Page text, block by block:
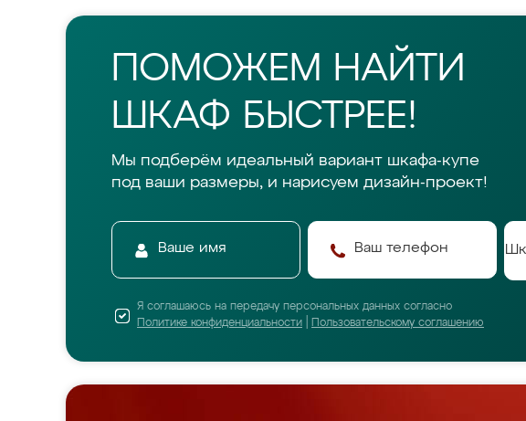
ПОМОЖЕМ НАЙТИ
ШКАФ БЫСТРЕЕ!
Мы подберём идеальный вариант шкафа-купе
под ваши размеры, и нарисуем дизайн-проект!
Я соглашаюсь на передачу персональных данных согласно
Политике конфиденциальности
Пользовательскому соглашению